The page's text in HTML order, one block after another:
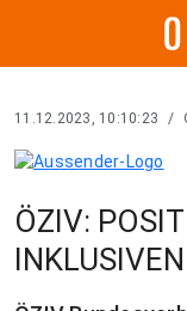
11.12.2023, 10:10:23 /
ÖZIV: